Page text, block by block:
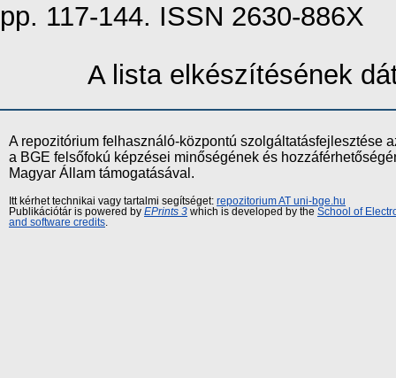
pp. 117-144. ISSN 2630-886X
A lista elkészítésének
A repozitórium felhasználó-központú szolgáltatásfejlesztése
a BGE felsőfokú képzései minőségének és
Magyar Állam támogatásával.
Itt kérhet technikai vagy tartalmi segítséget: repozitorium AT uni-bge.hu
Publikációtár is powered by EPrints 3 which is developed by the School of
and software credits